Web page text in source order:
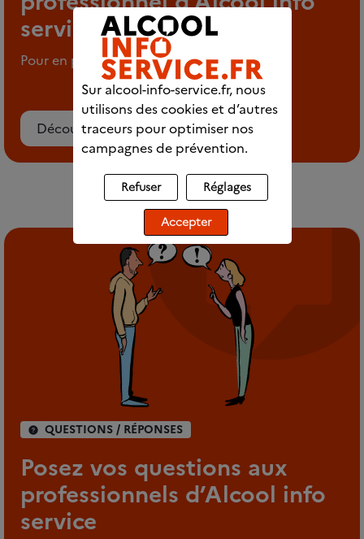
service
Pour en parler en tout anonymat
Découvrez le chat
QUESTIONS / RÉPONSES
Posez vos questions aux
professionnels d’Alcool info
service
Sur alcool-info-service.fr, nous
utilisons des cookies et d’autres
traceurs pour optimiser nos
campagnes de prévention.
Refuser Réglages
Accepter